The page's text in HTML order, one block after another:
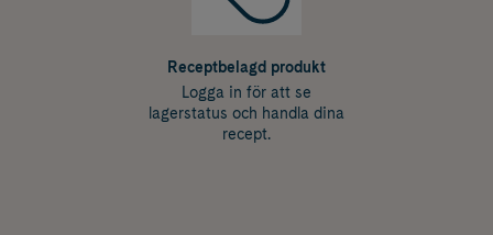
Receptbelagd produkt
Logga in för att se
lagerstatus och handla dina
recept.